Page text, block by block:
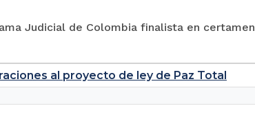
Judicial de Colombia finalista en certamen
al proyecto de ley de Paz Total